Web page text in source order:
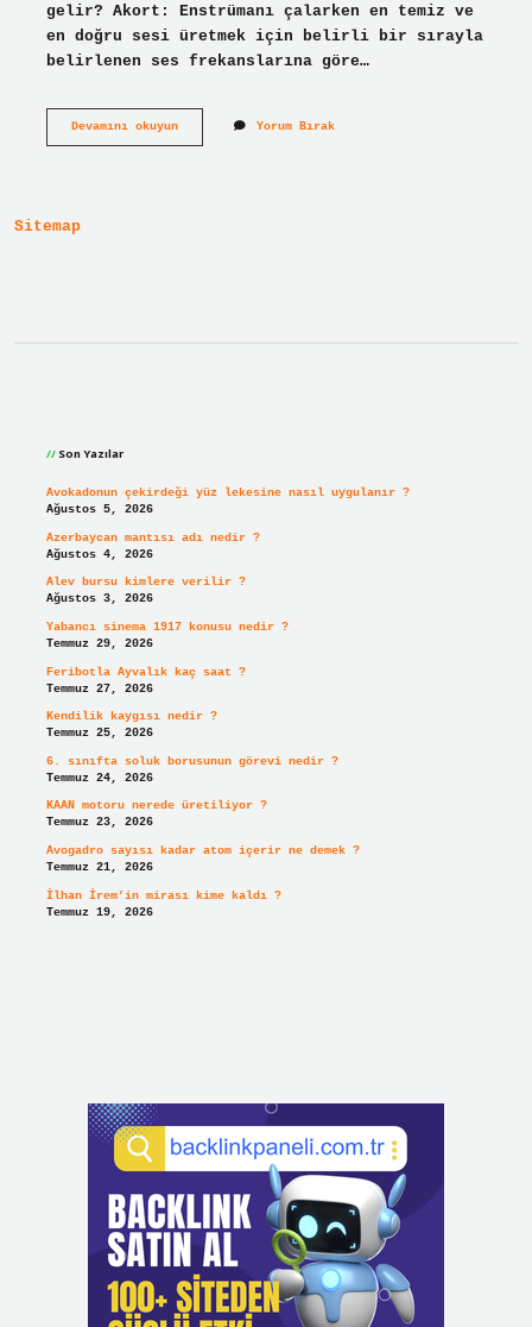
gelir? Akort: Enstrümanı çalarken en temiz ve
en doğru sesi üretmek için belirli bir sırayla
belirlenen ses frekanslarına göre…
Devamını okuyunAkort
Yorum Bırak
Sitemap
Son Yazılar
Avokadonun çekirdeği yüz lekesine nasıl uygulanır ?
Ağustos 5, 2026
Azerbaycan mantısı adı nedir ?
Ağustos 4, 2026
Alev bursu kimlere verilir ?
Ağustos 3, 2026
Yabancı sinema 1917 konusu nedir ?
Temmuz 29, 2026
Feribotla Ayvalık kaç saat ?
Temmuz 27, 2026
Kendilik kaygısı nedir ?
Temmuz 25, 2026
6. sınıfta soluk borusunun görevi nedir ?
Temmuz 24, 2026
KAAN motoru nerede üretiliyor ?
Temmuz 23, 2026
Avogadro sayısı kadar atom içerir ne demek ?
Temmuz 21, 2026
İlhan İrem’in mirası kime kaldı ?
Temmuz 19, 2026